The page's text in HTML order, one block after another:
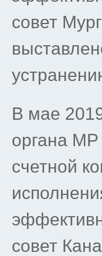
совет
В мае
органа МР
счетной
совет